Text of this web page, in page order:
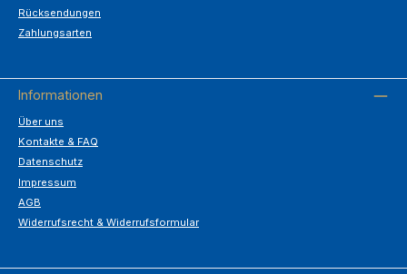
Rücksendungen
Zahlungsarten
Informationen
Über uns
Kontakte & FAQ
Datenschutz
Impressum
AGB
Widerrufsrecht & Widerrufsformular